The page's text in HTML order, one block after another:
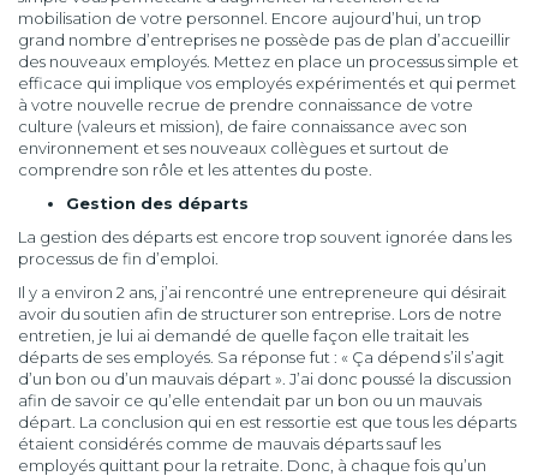
mobilisation de votre personnel. Encore aujourd’hui, un trop
grand nombre d’entreprises ne possède pas de plan d’accueillir
des nouveaux employés. Mettez en place un processus simple et
efficace qui implique vos employés expérimentés et qui permet
à votre nouvelle recrue de prendre connaissance de votre
culture (valeurs et mission), de faire connaissance avec son
environnement et ses nouveaux collègues et surtout de
comprendre son rôle et les attentes du poste.
Gestion des départs
La gestion des départs est encore trop souvent ignorée dans les
processus de fin d’emploi.
Il y a environ 2 ans, j’ai rencontré une entrepreneure qui désirait
avoir du soutien afin de structurer son entreprise. Lors de notre
entretien, je lui ai demandé de quelle façon elle traitait les
départs de ses employés. Sa réponse fut : « Ça dépend s’il s’agit
d’un bon ou d’un mauvais départ ». J’ai donc poussé la discussion
afin de savoir ce qu’elle entendait par un bon ou un mauvais
départ. La conclusion qui en est ressortie est que tous les départs
étaient considérés comme de mauvais départs sauf les
employés quittant pour la retraite. Donc, à chaque fois qu’un